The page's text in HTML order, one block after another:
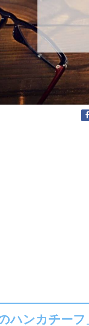
のハンカチー